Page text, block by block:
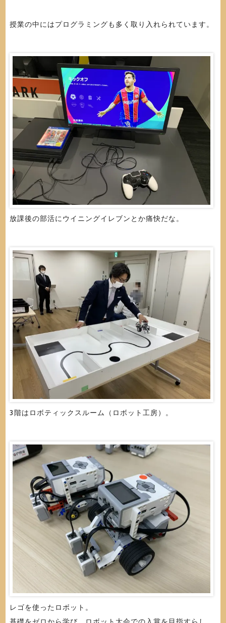
授業の中にはプログラミングも多く取り入れられています。
放課後の部活にウイニングイレブンとか痛快だな。
3階はロボティックスルーム（ロボット工房）。
レゴを使ったロボット。
基礎をゼロから学び、ロボット大会での入賞を目指すらし